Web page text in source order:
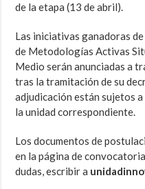
de la etapa (13 de abril).
Las iniciativas ganadoras
de Metodologías Activas
Medio serán anunciadas a
tras la tramitación de su
adjudicación están sujetos
la unidad correspondiente.
Los documentos de
en la página de
dudas, escribir a